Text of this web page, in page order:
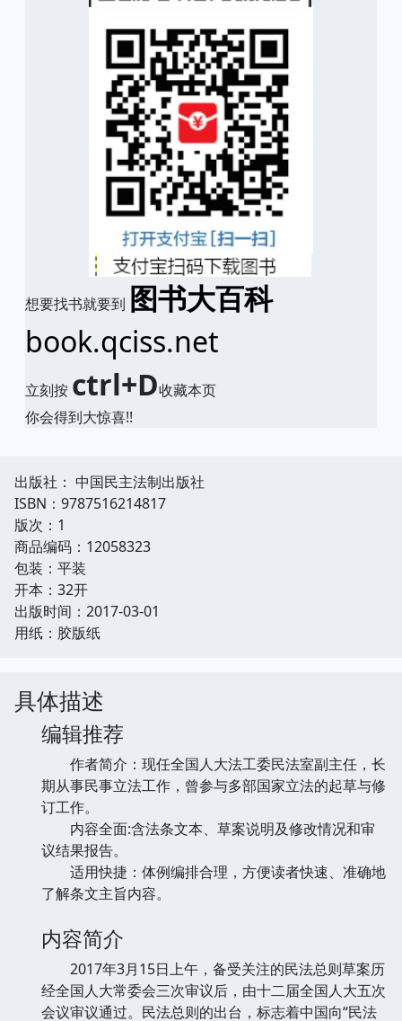
想要找书就要到 图书大百科
book.qciss.net
立刻按 ctrl+D收藏本页
你会得到大惊喜!!
出版社： 中国民主法制出版社
ISBN：9787516214817
版次：1
商品编码：12058323
包装：平装
开本：32开
出版时间：2017-03-01
用纸：胶版纸
具体描述
编辑推荐
作者简介：现任全国人大法工委民法室副主任，长
期从事民事立法工作，曾参与多部国家立法的起草与修
订工作。
内容全面:含法条文本、草案说明及修改情况和审
议结果报告。
适用快捷：体例编排合理，方便读者快速、准确地
了解条文主旨内容。
内容简介
2017年3月15日上午，备受关注的民法总则草案历
经全国人大常委会三次审议后，由十二届全国人大五次
会议审议通过。民法总则的出台，标志着中国向“民法